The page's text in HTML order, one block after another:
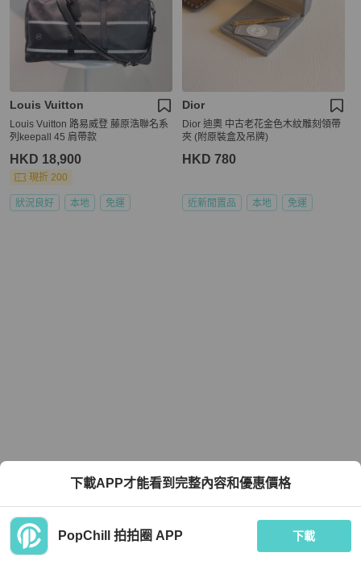
Louis Vuitton
Louis Vuitton 路易威登 藤原浩聯名系
列keepall 45 肩帶款
HKD 18,900
現折 200
狀況良好 本地 免運
Dior
Dior 迪奧 中古老花金色木紋雕刻領帶
夾 (附原裝盒及吊牌)
HKD 780
近新閒置品 本地 免運
下載APP才能看到完整內容和優惠價格
PopChill 拍拍圈 APP 下載